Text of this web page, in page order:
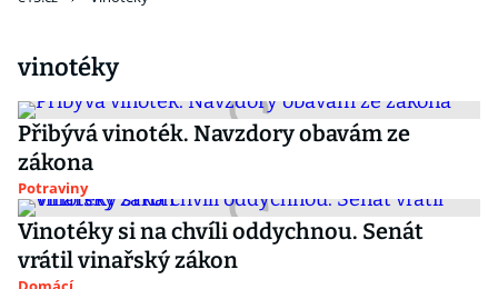
vinotéky
Přibývá vinoték. Navzdory obavám ze
zákona
Potraviny
Vinotéky si na chvíli oddychnou. Senát
vrátil vinařský zákon